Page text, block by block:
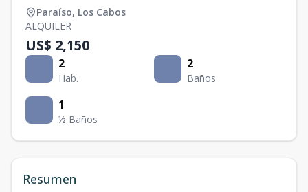
Paraíso, Los Cabos
ALQUILER
US$ 2,150
2
Hab.
2
Baños
1
½ Baños
Resumen